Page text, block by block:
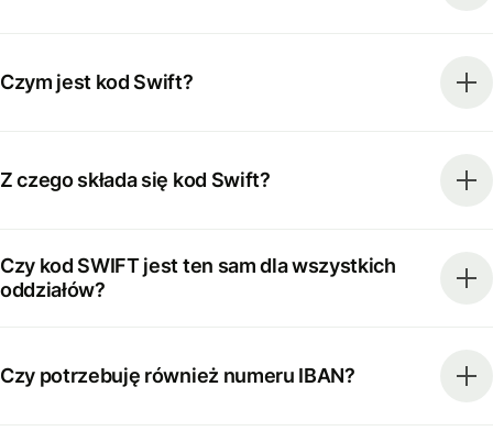
Czym jest kod Swift?
Z czego składa się kod Swift?
Czy kod SWIFT jest ten sam dla wszystkich
oddziałów?
Czy potrzebuję również numeru IBAN?